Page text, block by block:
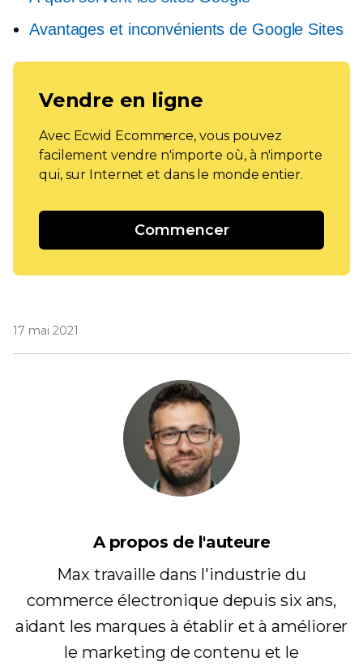
Avantages et inconvénients de Google Sites
Vendre en ligne
Avec Ecwid Ecommerce, vous pouvez
facilement vendre n'importe où, à n'importe
qui, sur Internet et dans le monde entier.
Commencer
17 mai 2021
A propos de l'auteure
Max travaille dans l'industrie du
commerce électronique depuis six ans,
aidant les marques à établir et à améliorer
le marketing de contenu et le